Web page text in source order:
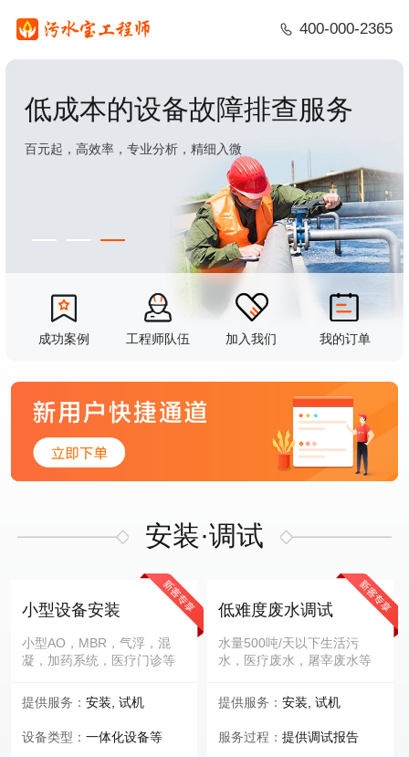
400-000-2365
低成本的设备故障排查服务
百元起，高效率，专业分析，精细入微
成功案例 工程师队伍 加入我们 我的订单
安装·调试
小型设备安装
小型AO，MBR，气浮，混
凝，加药系统，医疗门诊等
提供服务： 安装, 试机
设备类型： 一体化设备等
低难度废水调试
水量500吨/天以下生活污
水，医疗废水，屠宰废水等
提供服务： 安装, 试机
服务过程： 提供调试报告